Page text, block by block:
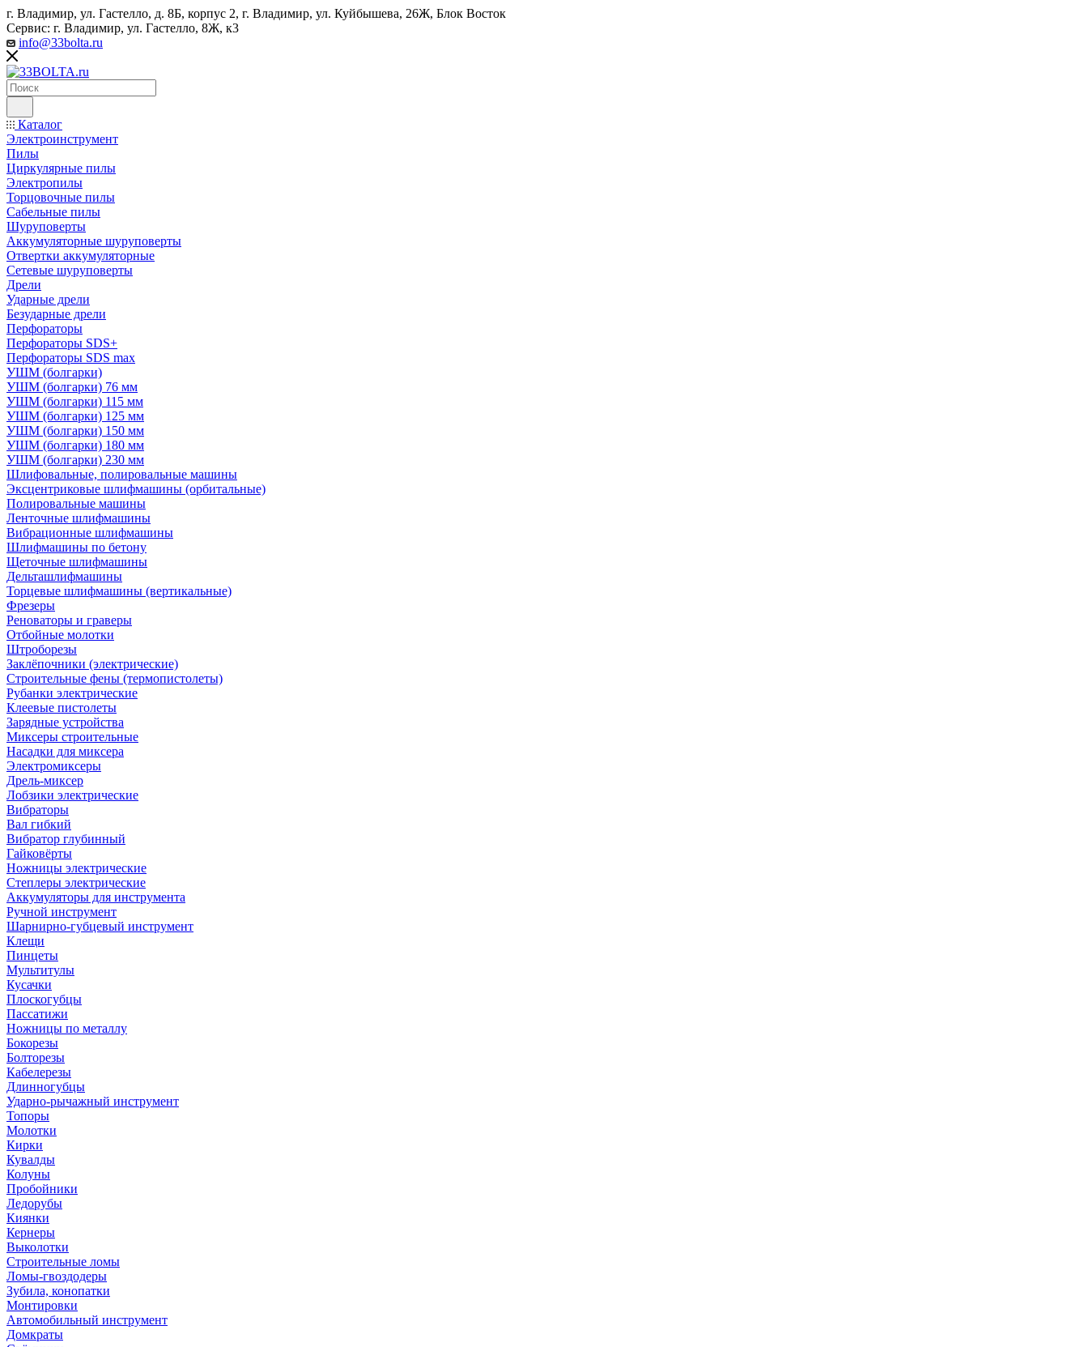
г. Владимир, ул. Гастелло, д. 8Б, корпус 2, г. Владимир, ул. ​Куйбышева, 26Ж, Блок Восток
Сервис: г. Владимир, ул. Гастелло, 8Ж, к3
info@33bolta.ru
Каталог
Электроинструмент
Пилы
Циркулярные пилы
Электропилы
Торцовочные пилы
Сабельные пилы
Шуруповерты
Аккумуляторные шуруповерты
Отвертки аккумуляторные
Сетевые шуруповерты
Дрели
Ударные дрели
Безударные дрели
Перфораторы
Перфораторы SDS+
Перфораторы SDS max
УШМ (болгарки)
УШМ (болгарки) 76 мм
УШМ (болгарки) 115 мм
УШМ (болгарки) 125 мм
УШМ (болгарки) 150 мм
УШМ (болгарки) 180 мм
УШМ (болгарки) 230 мм
Шлифовальные, полировальные машины
Эксцентриковые шлифмашины (орбитальные)
Полировальные машины
Ленточные шлифмашины
Вибрационные шлифмашины
Шлифмашины по бетону
Щеточные шлифмашины
Дельташлифмашины
Торцевые шлифмашины (вертикальные)
Фрезеры
Реноваторы и граверы
Отбойные молотки
Штроборезы
Заклёпочники (электрические)
Строительные фены (термопистолеты)
Рубанки электрические
Клеевые пистолеты
Зарядные устройства
Миксеры строительные
Насадки для миксера
Электромиксеры
Дрель-миксер
Лобзики электрические
Вибраторы
Вал гибкий
Вибратор глубинный
Гайковёрты
Ножницы электрические
Степлеры электрические
Аккумуляторы для инструмента
Ручной инструмент
Шарнирно-губцевый инструмент
Клещи
Пинцеты
Мультитулы
Кусачки
Плоскогубцы
Пассатижи
Ножницы по металлу
Бокорезы
Болторезы
Кабелерезы
Длинногубцы
Ударно-рычажный инструмент
Топоры
Молотки
Кирки
Кувалды
Колуны
Пробойники
Ледорубы
Киянки
Кернеры
Выколотки
Строительные ломы
Ломы-гвоздодеры
Зубила, конопатки
Монтировки
Автомобильный инструмент
Домкраты